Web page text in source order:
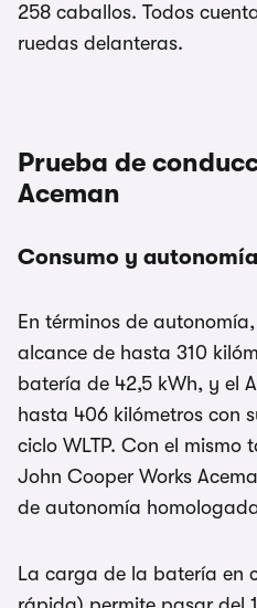
258 caballos. Todos
ruedas delanteras.
Prueba de
Aceman
Consumo y autonomía
En términos de
alcance de hasta 310
batería de 42,5 kWh, y el
hasta 406 kilómetros con
ciclo WLTP. Con el mismo
John Cooper Works
de autonomía
La carga de la batería en